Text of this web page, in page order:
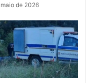
de 2026